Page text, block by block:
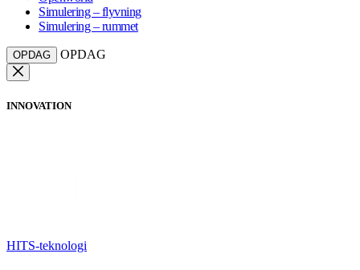
Simulering – flyvning
Simulering – rummet
OPDAG OPDAG
INNOVATION
HITS-teknologi